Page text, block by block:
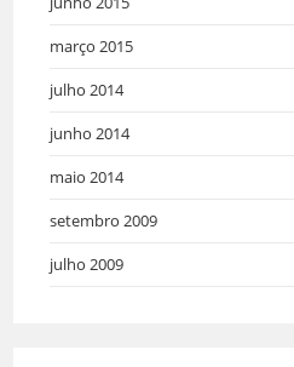
março 2015
julho 2014
junho 2014
maio 2014
setembro 2009
julho 2009